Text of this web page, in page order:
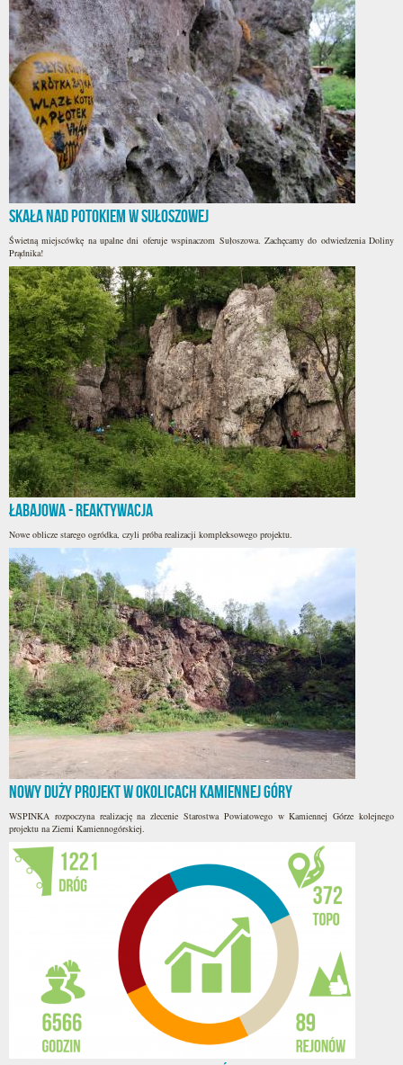
Skała nad potokiem w Sułoszowej
Świetną miejscówkę na upalne dni oferuje wspinaczom Sułoszowa. Zachęcamy do odwiedzenia Doliny
Prądnika!
Łabajowa - reaktywacja
Nowe oblicze starego ogródka, czyli próba realizacji kompleksowego projektu.
Nowy duży projekt w okolicach Kamiennej Góry
WSPINKA rozpoczyna realizację na zlecenie Starostwa Powiatowego w Kamiennej Górze kolejnego
projektu na Ziemi Kamiennogórskiej.